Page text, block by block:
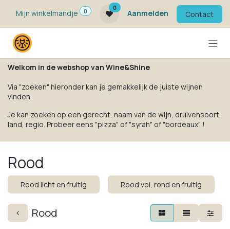
Mijn winkelmandje
0
0
Aanmelden Contact
Welkom in de webshop van Wine&Shine
Via "zoeken" hieronder kan je gemakkelijk de juiste wijnen
vinden.
Je kan zoeken op een gerecht, naam van de wijn, druivensoort,
land, regio. Probeer eens "pizza" of "syrah" of "bordeaux" !
Rood
Rood licht en fruitig Rood vol, rond en fruitig
Rood